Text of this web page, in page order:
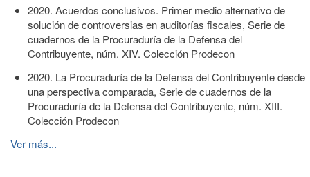
2020. Acuerdos conclusivos. Primer medio alternativo de
solución de controversias en auditorías fiscales, Serie de
cuadernos de la Procuraduría de la Defensa del
Contribuyente, núm. XIV. Colección Prodecon
2020. La Procuraduría de la Defensa del Contribuyente desde
una perspectiva comparada, Serie de cuadernos de la
Procuraduría de la Defensa del Contribuyente, núm. XIII.
Colección Prodecon
Ver más...